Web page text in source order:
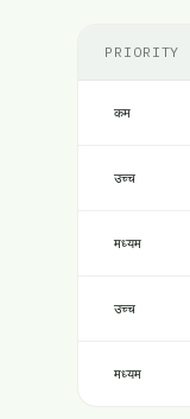
PRIORITY
कम
उच्च
मध्यम
उच्च
मध्यम